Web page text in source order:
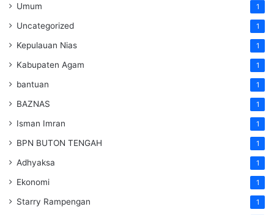
Umum 1
Uncategorized 1
Kepulauan Nias 1
Kabupaten Agam 1
bantuan 1
BAZNAS 1
Isman Imran 1
BPN BUTON TENGAH 1
Adhyaksa 1
Ekonomi 1
Starry Rampengan 1